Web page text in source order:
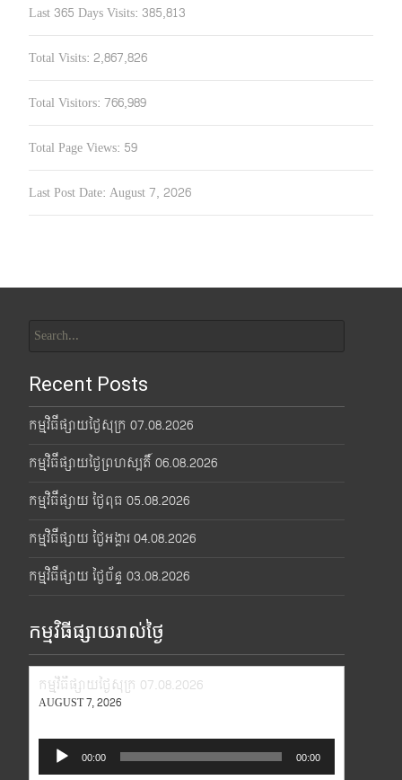
Last 365 Days Visits: 385,813
Total Visits: 2,867,826
Total Visitors: 766,989
Total Page Views: 59
Last Post Date: August 7, 2026
for:
Recent Posts
កម្មវិធីផ្សាយថ្ងៃសុក្រ 07.08.2026
កម្មវិធីផ្សាយថ្ងៃព្រហស្បតិ៍ 06.08.2026
កម្មវិធីផ្សាយ ថ្ងៃពុធ 05.08.2026
កម្មវិធីផ្សាយ ថ្ងៃអង្គារ 04.08.2026
កម្មវិធីផ្សាយ ថ្ងៃច័ន្ទ 03.08.2026
កម្មវិធីផ្សាយរាល់ថ្ងៃ
កម្មវិធីផ្សាយថ្ងៃសុក្រ 07.08.2026
AUGUST 7, 2026
Audio
Player
00:00 00:00